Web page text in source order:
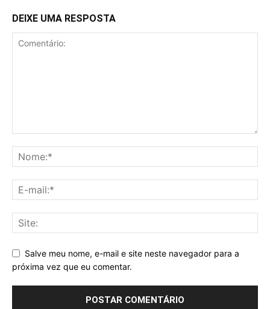
DEIXE UMA RESPOSTA
Salve meu nome, e-mail e site neste navegador para a
próxima vez que eu comentar.